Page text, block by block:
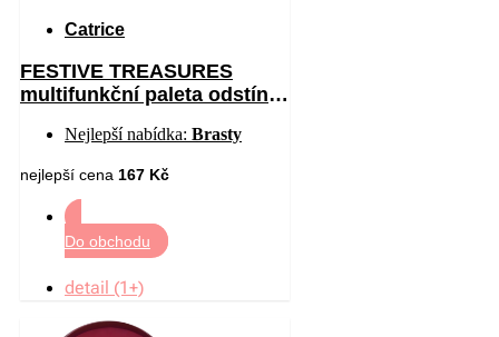
Catrice
FESTIVE TREASURES
multifunkční paleta odstín
Nejlepší nabídka: Brasty
nejlepší cena 167 Kč
Do obchodu
detail (1+)